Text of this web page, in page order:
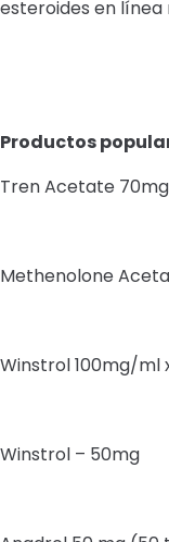
esteroides en
Productos
Tren Acetate 70mg
Methenolone
Winstrol 100mg/ml
Winstrol – 50mg